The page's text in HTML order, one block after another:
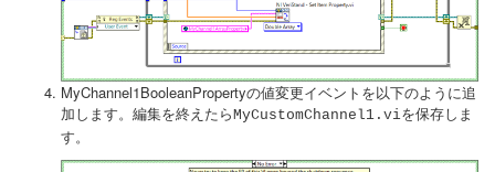
MyChannel1BooleanPropertyの値変更イベントを以下のように追
加します。編集を終えたらMyCustomChannel1.viを保存しま
す。